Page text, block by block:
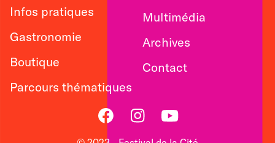
Infos pratiques
Gastronomie
Boutique
Parcours thématiques
Multimédia
Archives
Contact
FacebookInstagramYoutube